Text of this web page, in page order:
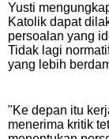
Yusti
Katolik dapat
persoalan yang
Tidak lagi
yang lebih
"Ke depan itu
menerima kritik